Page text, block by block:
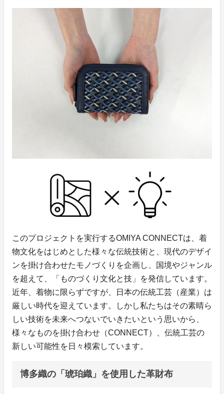
このプロジェクトを実行するOMIYA CONNECTは、着
物文化をはじめとした様々な伝統技術と、現代のデザイ
ンを掛け合わせたモノづくりを企画し、国境やジャンル
を超えて、「ものづくり文化と技」を発信しています。
近年、着物に限らずですが、日本の伝統工芸（産業）は
厳しい時代を迎えています。しかし私たちはその素晴ら
しい技術を未来へつないでいきたいという思いから、
様々なものを掛け合わせ（CONNECT）、伝統工芸の
新しい可能性を日々模索しています。
博多織の「琥珀織」を使用した革財布